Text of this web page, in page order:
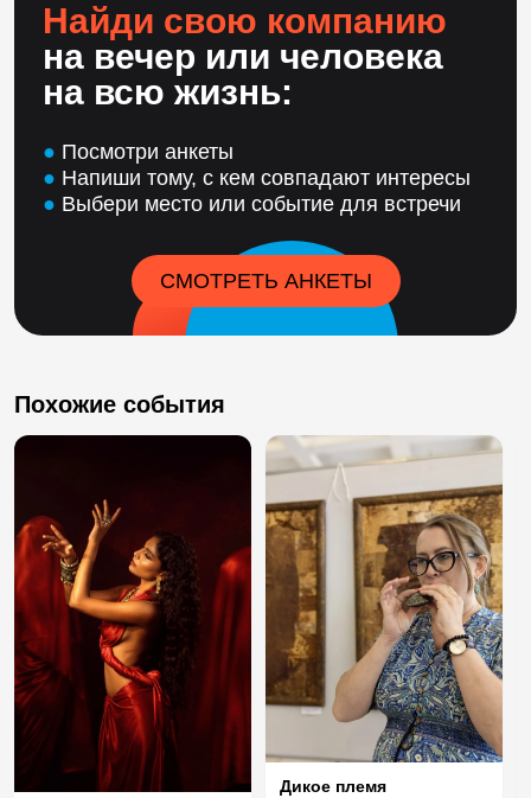
Найди свою компанию
на вечер или человека
на всю жизнь:
● Посмотри анкеты
● Напиши тому, с кем совпадают интересы
● Выбери место или событие для встречи
СМОТРЕТЬ АНКЕТЫ
Похожие события
Дикое племя